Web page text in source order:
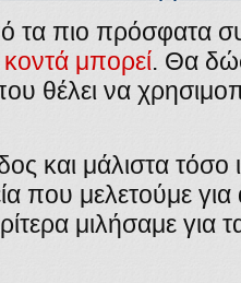
τα πιο πρόσφατα
μπορεί. Θα
θέλει να
και μάλιστα
που μελετούμε
μιλήσαμε για